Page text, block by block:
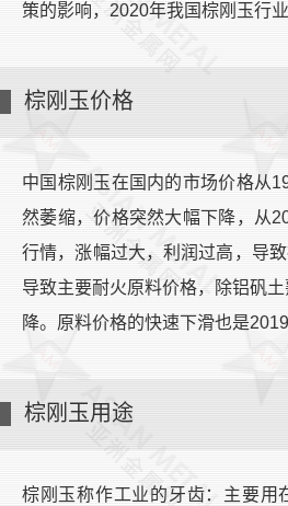
策的影响，2020年我国棕刚玉行
棕刚玉价格
中国棕刚玉在国内的市场价格从
然萎缩，价格突然大幅下降，从
行情，涨幅过大，利润过高，导
导致主要耐火原料价格，除铝矾
降。原料价格的快速下滑也是
棕刚玉用途
棕刚玉称作工业的牙齿：主要用